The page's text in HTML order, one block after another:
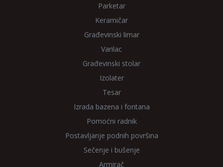
Parketar
Keramičar
Građevinski limar
Varilac
Građevinski stolar
Izolater
Tesar
Izrada bazena i fontana
Pomoćni radnik
Postavljanje podnih površina
Sečenje i bušenje
Armirač